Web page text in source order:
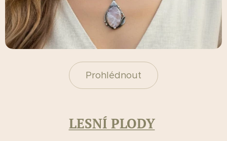
Prohlédnout
LESNÍ PLODY